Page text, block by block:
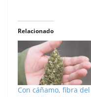
Relacionado
Con cáñamo, fibra del